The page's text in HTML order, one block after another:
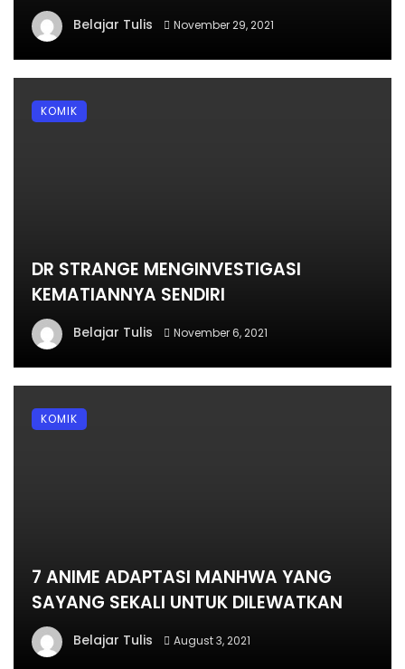
Belajar Tulis November 29, 2021
DR STRANGE MENGINVESTIGASI
KEMATIANNYA SENDIRI
Belajar Tulis November 6, 2021
KOMIK
7 ANIME ADAPTASI MANHWA YANG
SAYANG SEKALI UNTUK DILEWATKAN
Belajar Tulis August 3, 2021
KOMIK